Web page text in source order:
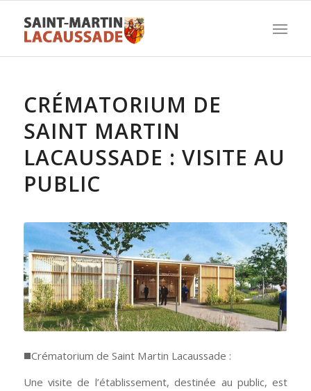
CRÉMATORIUM DE
SAINT MARTIN
LACAUSSADE : VISITE AU
PUBLIC
◼️Crématorium de Saint Martin Lacaussade :
Une visite de l’établissement, destinée au public, est